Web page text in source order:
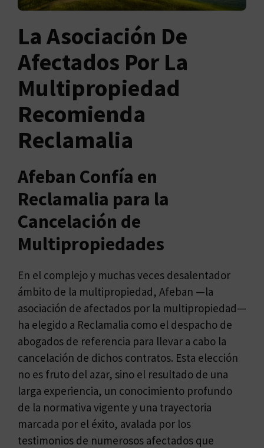
La Asociación De
Afectados Por La
Multipropiedad
Recomienda
Reclamalia
Afeban Confía en
Reclamalia para la
Cancelación de
Multipropiedades
En el complejo y muchas veces desalentador
ámbito de la multipropiedad, Afeban —la
asociación de afectados por la multipropiedad—
ha elegido a Reclamalia como el despacho de
abogados de referencia para llevar a cabo la
cancelación de dichos contratos. Esta elección
no es fruto del azar, sino el resultado de una
larga experiencia, un conocimiento profundo
de la normativa vigente y una trayectoria
marcada por el éxito, avalada por los
testimonios de numerosos afectados que